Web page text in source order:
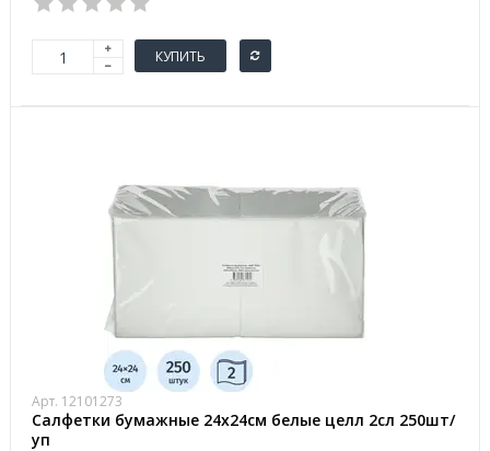
КУПИТЬ
Арт. 12101273
Салфетки бумажные 24х24см белые целл 2сл 250шт/
уп